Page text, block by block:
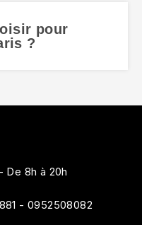
pour
?
De 8h à 20h
- 0952508082